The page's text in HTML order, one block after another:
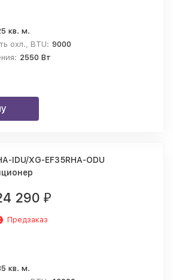
кв. м.
охл., BTU: 9000
2550 Вт
IDU/XG-EF35RHA-ODU
290 ₽
Предзаказ
кв. м.